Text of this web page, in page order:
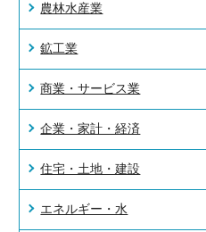
農林水産業
鉱工業
商業・サービス業
企業・家計・経済
住宅・土地・建設
エネルギー・水